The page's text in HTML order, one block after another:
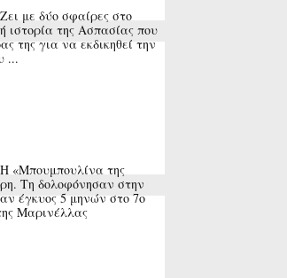
Ζει με δύο σφαίρες στο
ιστορία της Ασπασίας που
της για να εκδικηθεί την
...
Η «Μπουμπουλίνα της
Τη δολοφόνησαν στην
έγκυος 5 μηνών στο 7ο
Μαρινέλλας